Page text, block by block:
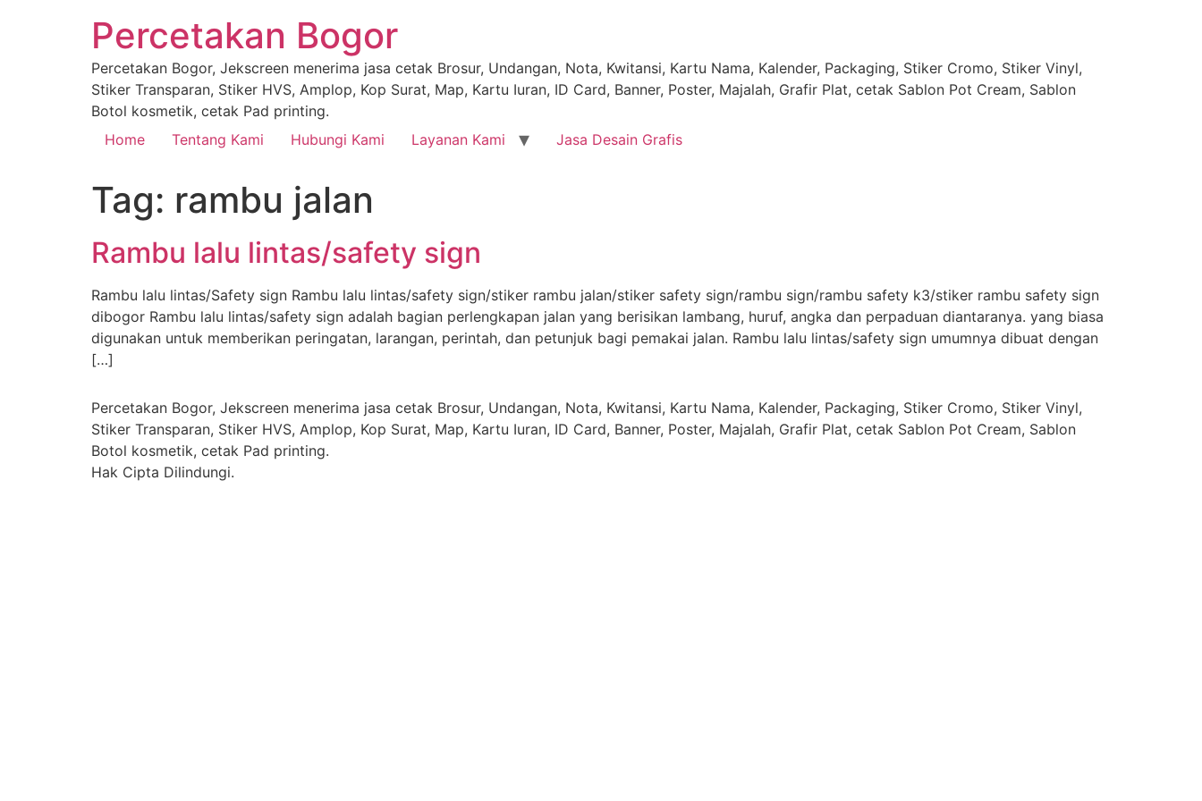
Percetakan Bogor
Percetakan Bogor, Jekscreen menerima jasa cetak Brosur, Undangan, Nota, Kwitansi, Kartu Nama, Kalender, Packaging, Stiker Cromo, Stiker Vinyl,
Stiker Transparan, Stiker HVS, Amplop, Kop Surat, Map, Kartu Iuran, ID Card, Banner, Poster, Majalah, Grafir Plat, cetak Sablon Pot Cream, Sablon
Botol kosmetik, cetak Pad printing.
Home
Tentang Kami Hubungi Kami Layanan Kami Jasa Desain Grafis
Tag: rambu jalan
Rambu lalu lintas/safety sign
Rambu lalu lintas/Safety sign Rambu lalu lintas/safety sign/stiker rambu jalan/stiker safety sign/rambu sign/rambu safety k3/stiker rambu safety sign
dibogor Rambu lalu lintas/safety sign adalah bagian perlengkapan jalan yang berisikan lambang, huruf, angka dan perpaduan diantaranya. yang biasa
digunakan untuk memberikan peringatan, larangan, perintah, dan petunjuk bagi pemakai jalan. Rambu lalu lintas/safety sign umumnya dibuat dengan
[…]
Percetakan Bogor, Jekscreen menerima jasa cetak Brosur, Undangan, Nota, Kwitansi, Kartu Nama, Kalender, Packaging, Stiker Cromo, Stiker Vinyl,
Stiker Transparan, Stiker HVS, Amplop, Kop Surat, Map, Kartu Iuran, ID Card, Banner, Poster, Majalah, Grafir Plat, cetak Sablon Pot Cream, Sablon
Botol kosmetik, cetak Pad printing.
Hak Cipta Dilindungi.